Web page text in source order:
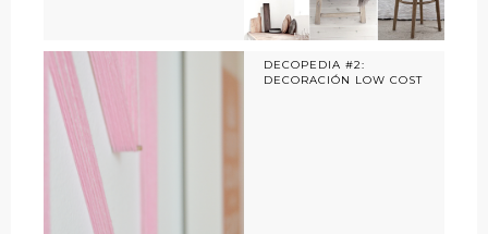
DECOPEDIA #2:
DECORACIÓN LOW COST